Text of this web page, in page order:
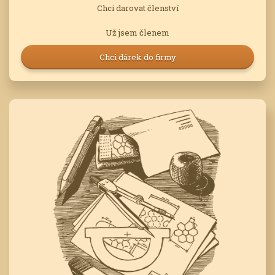
Chci darovat členství
Už jsem členem
Chci dárek do firmy